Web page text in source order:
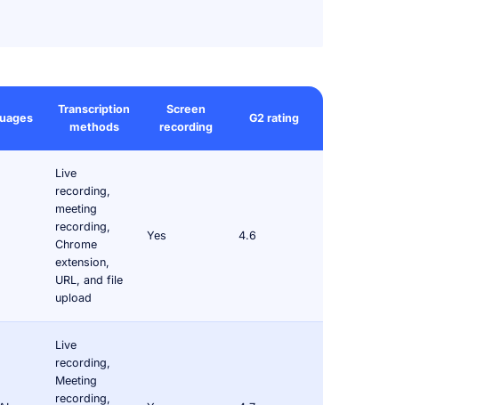
Transcription
methods
Screen
recording
G2 rating
Live
recording,
meeting
recording,
Chrome
extension,
URL, and file
upload
Yes 4.6
Live
recording,
Meeting
recording,